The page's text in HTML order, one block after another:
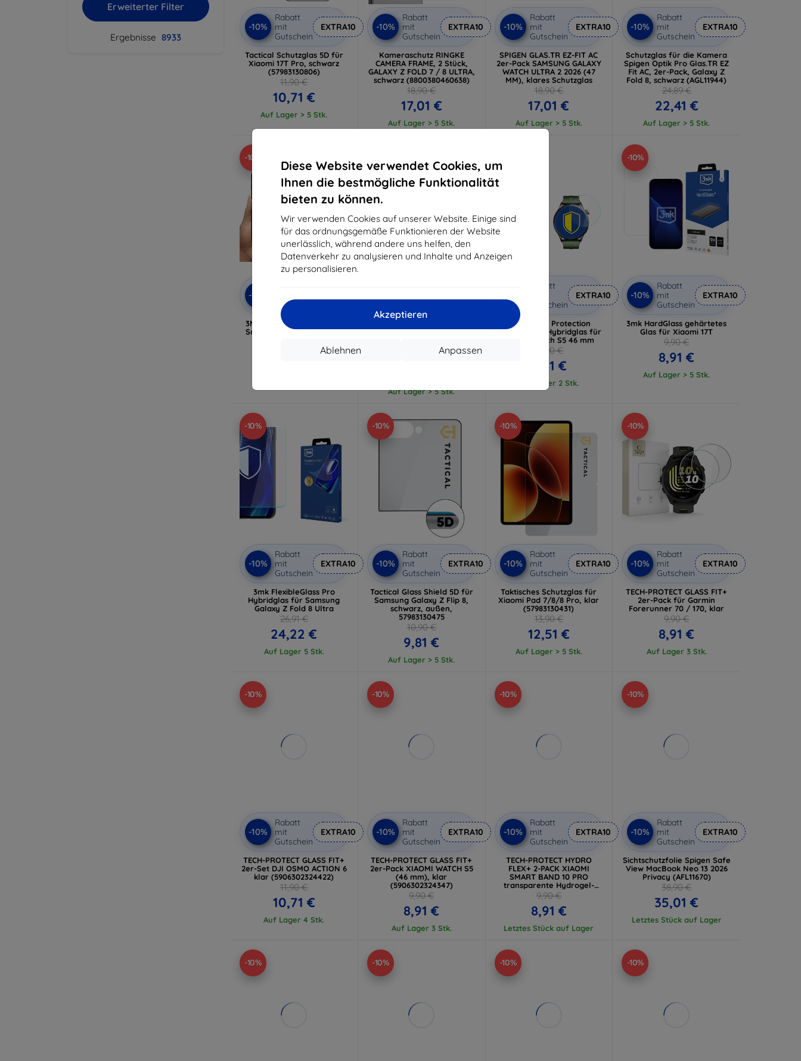
Diese Website verwendet Cookies, um
Ihnen die bestmögliche Funktionalität
bieten zu können.
Wir verwenden Cookies auf unserer Website. Einige sind
für das ordnungsgemäße Funktionieren der Website
unerlässlich, während andere uns helfen, den
Datenverkehr zu analysieren und Inhalte und Anzeigen
zu personalisieren.
Akzeptieren
Anpassen
Ablehnen
Erweiterter Filter
Ergebnisse 8933
-10%
Rabatt
mit
Gutschein
EXTRA10
Tactical Schutzglas 5D für
Xiaomi 17T Pro, schwarz
(57983130806)
11,90 €
10,71 €
Auf Lager > 5 Stk.
-10%
Rabatt
mit
Gutschein
EXTRA10
Kameraschutz RINGKE
CAMERA FRAME, 2 Stück,
GALAXY Z FOLD 7 / 8 ULTRA,
schwarz (8800380460638)
18,90 €
17,01 €
Auf Lager > 5 Stk.
-10%
Rabatt
mit
Gutschein
EXTRA10
SPIGEN GLAS.TR EZ-FIT AC
2er-Pack SAMSUNG GALAXY
WATCH ULTRA 2 2026 (47
MM), klares Schutzglas
18,90 €
17,01 €
Auf Lager > 5 Stk.
-10%
Rabatt
mit
Gutschein
EXTRA10
Schutzglas für die Kamera
Spigen Optik Pro Glas.TR EZ
Fit AC, 2er-Pack, Galaxy Z
Fold 8, schwarz (AGL11944)
24,89 €
22,41 €
Auf Lager > 5 Stk.
-10%
-10%
Gutschein
3MK Silky Matt Pro matte
Schutzfolie für Oppo Find
3mk Lens Protection Pro
gehärtetes Glas für die
Galaxy Z Fold 8 Ultra
Auf Lager > 5 Stk.
Rabatt
Gutschein
EXTRA10
3mk Watch Protection
FlexibleGlass Hybridglas für
Xiaomi Watch S5 46 mm
10,90 €
9,81 €
Auf Lager 2 Stk.
-10%
-10%
Rabatt
mit
Gutschein
EXTRA10
3mk HardGlass gehärtetes
Glas für Xiaomi 17T
9,90 €
8,91 €
Auf Lager > 5 Stk.
-10%
-10%
Rabatt
mit
Gutschein
EXTRA10
3mk FlexibleGlass Pro
Hybridglas für Samsung
Galaxy Z Fold 8 Ultra
26,91 €
24,22 €
Auf Lager 5 Stk.
-10%
-10%
Rabatt
mit
Gutschein
EXTRA10
Tactical Glass Shield 5D für
Samsung Galaxy Z Flip 8,
schwarz, außen,
57983130475
10,90 €
9,81 €
Auf Lager > 5 Stk.
-10%
-10%
Rabatt
mit
Gutschein
EXTRA10
Taktisches Schutzglas für
Xiaomi Pad 7/8/8 Pro, klar
(57983130431)
13,90 €
12,51 €
Auf Lager > 5 Stk.
-10%
-10%
Rabatt
mit
Gutschein
EXTRA10
TECH-PROTECT GLASS FIT+
2er-Pack für Garmin
Forerunner 70 / 170, klar
9,90 €
8,91 €
Auf Lager 3 Stk.
-10%
-10%
Rabatt
mit
Gutschein
EXTRA10
TECH-PROTECT GLASS FIT+
2er-Set DJI OSMO ACTION 6
klar (5906302324422)
11,90 €
10,71 €
Auf Lager 4 Stk.
-10%
-10%
Rabatt
mit
Gutschein
EXTRA10
TECH-PROTECT GLASS FIT+
2er-Pack XIAOMI WATCH S5
(46 mm), klar
(5906302324347)
9,90 €
8,91 €
Auf Lager 3 Stk.
-10%
-10%
Rabatt
mit
Gutschein
EXTRA10
TECH-PROTECT HYDRO
FLEX+ 2-PACK XIAOMI
SMART BAND 10 PRO
transparente Hydrogel-
Schutzfolie
9,90 €
8,91 €
Letztes Stück auf Lager
-10%
-10%
Rabatt
mit
Gutschein
EXTRA10
Sichtschutzfolie Spigen Safe
View MacBook Neo 13 2026
Privacy (AFL11670)
38,90 €
35,01 €
Letztes Stück auf Lager
-10% -10% -10% -10%